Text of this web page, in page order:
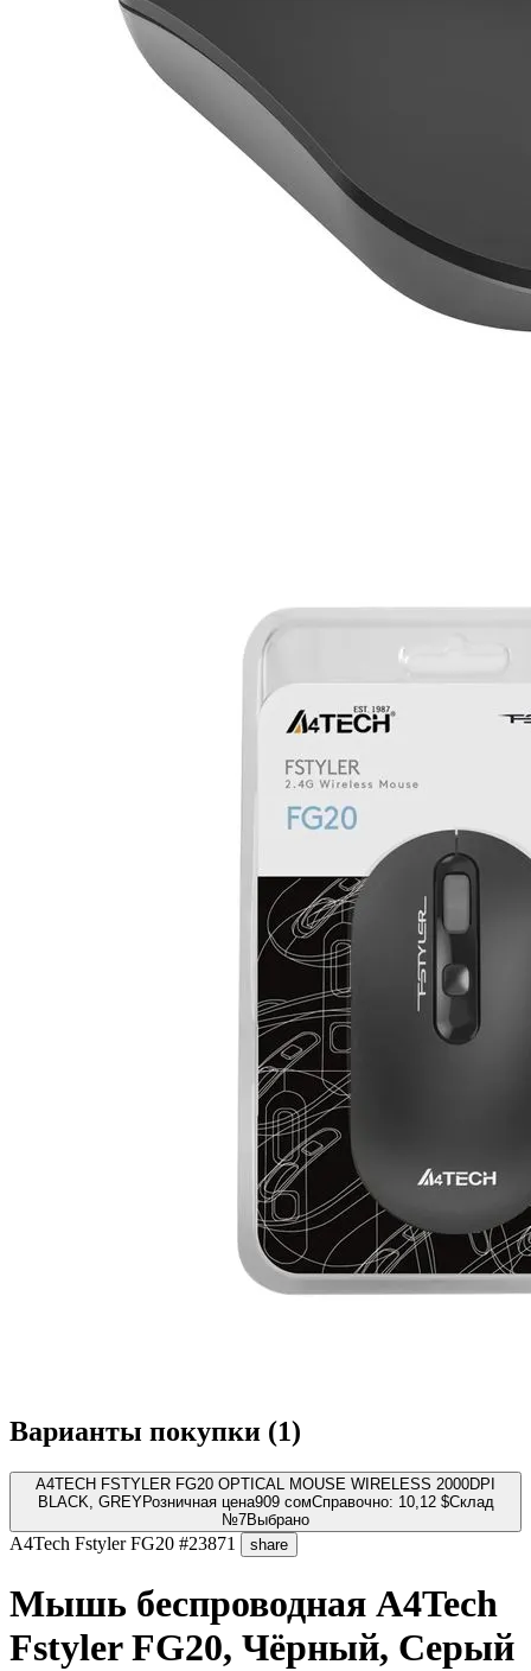
Варианты покупки (1)
A4TECH FSTYLER FG20 OPTICAL MOUSE WIRELESS 2000DPI
BLACK, GREYРозничная цена909 сомСправочно: 10,12 $Склад
№7Выбрано
A4Tech Fstyler FG20 #23871 share
Мышь беспроводная A4Tech
Fstyler FG20, Чёрный, Серый